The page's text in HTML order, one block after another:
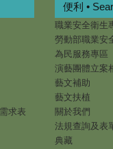
求表
便利 •
職業安全衛生
勞動部職業安
為民服務專區
演藝團體立案
藝文補助
藝文扶植
關於我們
法規查詢及表
典藏